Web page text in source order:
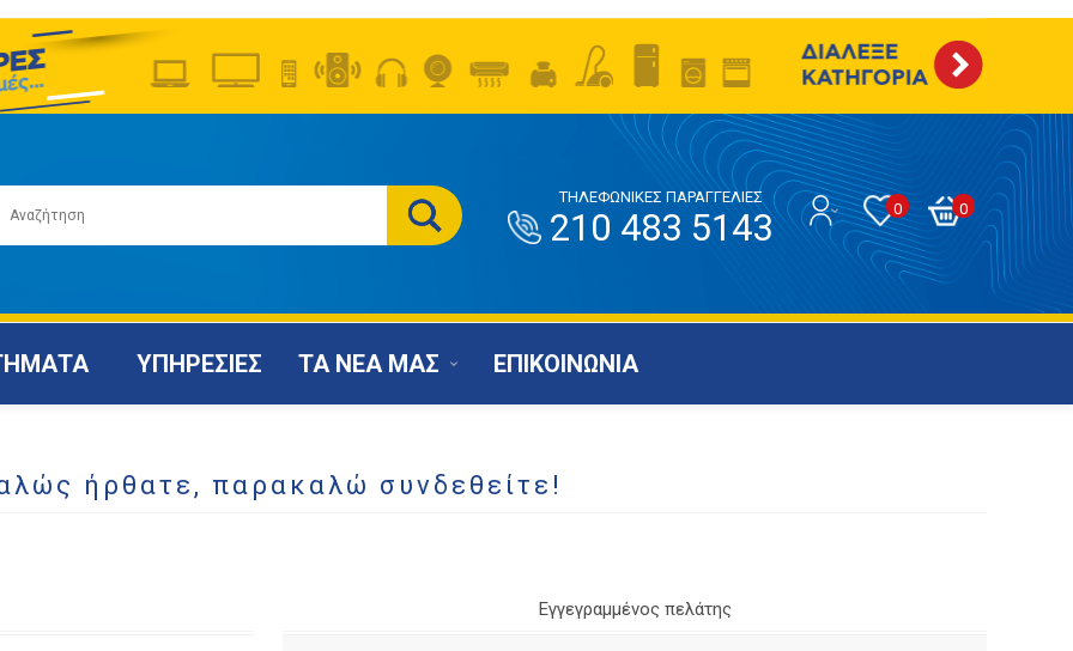
0
0
ΤΗΛΕΦΩΝΙΚΕΣ ΠΑΡΑΓΓΕΛΙΕΣ
210 483 5143
ΥΠΗΡΕΣΙΕΣ ΤΑ ΝΕΑ ΜΑΣ ΕΠΙΚΟΙΝΩΝΙΑ
ήρθατε, παρακαλώ συνδεθείτε!
Εγγεγραμμένος πελάτης